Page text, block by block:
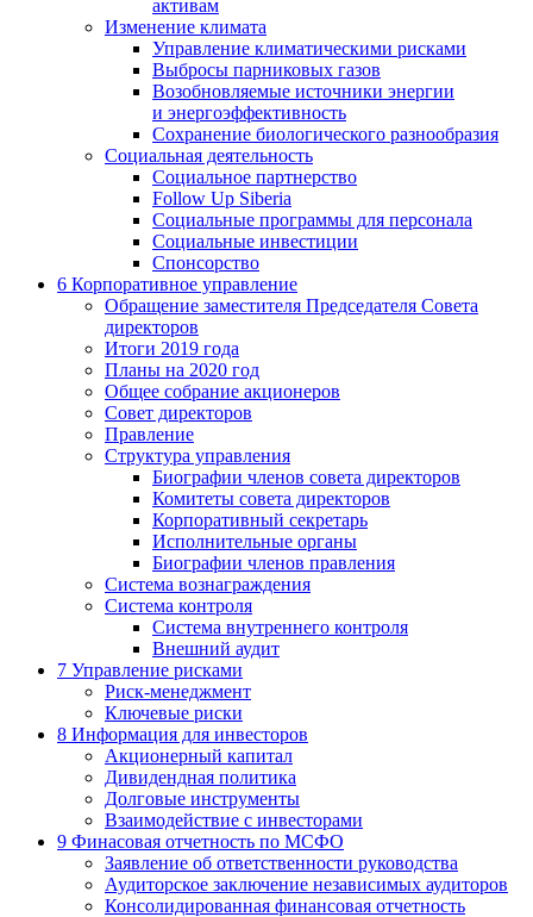
активам
Изменение климата
Управление климатическими рисками
Выбросы парниковых газов
Возобновляемые источники энергии
и энергоэффективность
Сохранение биологического разнообразия
Социальная деятельность
Социальное партнерство
Follow Up Siberia
Социальные программы для персонала
Социальные инвестиции
Спонсорство
6 Корпоративное управление
Обращение заместителя Председателя Совета
директоров
Итоги 2019 года
Планы на 2020 год
Общее собрание акционеров
Совет директоров
Правление
Структура управления
Биографии членов совета директоров
Комитеты совета директоров
Корпоративный секретарь
Исполнительные органы
Биографии членов правления
Система вознаграждения
Система контроля
Система внутреннего контроля
Внешний аудит
7 Управление рисками
Риск-менеджмент
Ключевые риски
8 Информация для инвесторов
Акционерный капитал
Дивидендная политика
Долговые инструменты
Взаимодействие с инвеcторами
9 Финасовая отчетность по МСФО
Заявление об ответственности руководства
Аудиторское заключение независимых аудиторов
Консолидированная финансовая отчетность